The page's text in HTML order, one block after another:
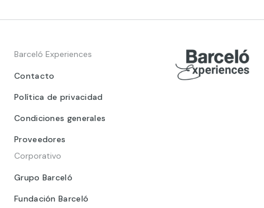
Barceló Experiences
Contacto
Política de privacidad
Condiciones generales
Proveedores
Corporativo
Grupo Barceló
Fundación Barceló